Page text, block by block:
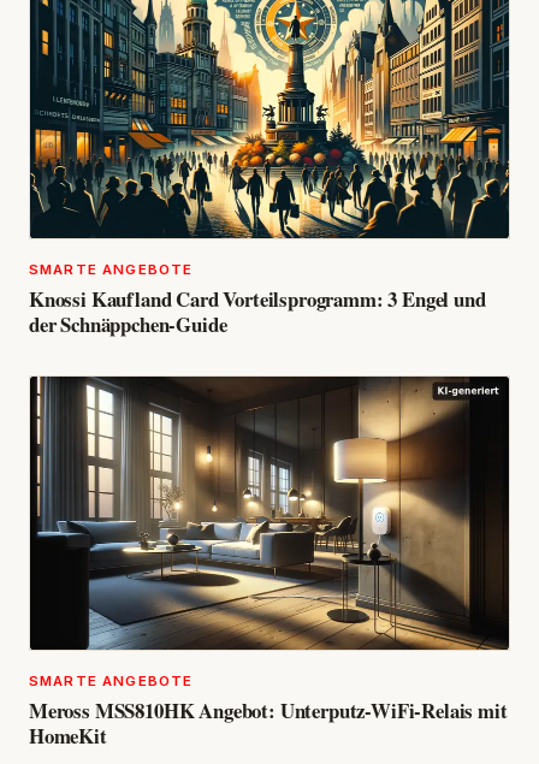
SMARTE ANGEBOTE
Knossi Kaufland Card Vorteilsprogramm: 3 Engel und
der Schnäppchen-Guide
SMARTE ANGEBOTE
Meross MSS810HK Angebot: Unterputz-WiFi-Relais mit
HomeKit